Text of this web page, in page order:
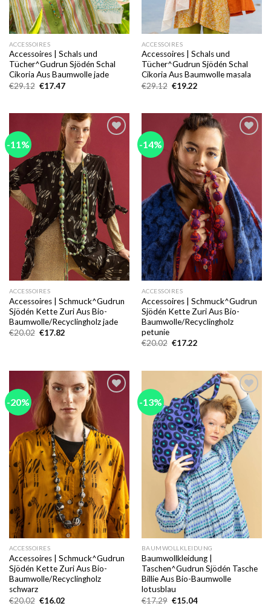
ACCESSOIRES
Accessoires | Schals und
Tücher^Gudrun Sjödén Schal
Cikoria Aus Baumwolle jade
€29.12 Ursprünglicher
€17.47Aktueller
ACCESSOIRES
Accessoires | Schals und
Tücher^Gudrun Sjödén Schal
Cikoria Aus Baumwolle masala
€29.12 Ursprünglicher
€19.22Aktueller
-11%
ACCESSOIRES
Accessoires | Schmuck^Gudrun
Sjödén Kette Zuri Aus Bio-
Baumwolle/Recyclingholz jade
€20.02 Ursprünglicher
€17.82Aktueller
-14%
ACCESSOIRES
Accessoires | Schmuck^Gudrun
Sjödén Kette Zuri Aus Bio-
Baumwolle/Recyclingholz
petunie
€20.02 Ursprünglicher
€17.22Aktueller
-20%
wishlist
ACCESSOIRES
Accessoires | Schmuck^Gudrun
Sjödén Kette Zuri Aus Bio-
Baumwolle/Recyclingholz
schwarz
€20.02 Ursprünglicher
€16.02Aktueller
-13%
Add to
wishlist
BAUMWOLLKLEIDUNG
Baumwollkleidung |
Taschen^Gudrun Sjödén Tasche
Billie Aus Bio-Baumwolle
lotusblau
€17.29 Ursprünglicher
€15.04Aktueller